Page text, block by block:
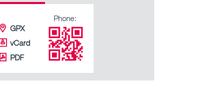
GPX
vCard
PDF
Phone: